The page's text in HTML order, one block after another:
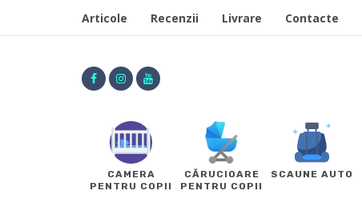
Articole Recenzii Livrare Contacte
CAMERA
PENTRU COPII
CĂRUCIOARE
PENTRU COPII
SCAUNE AUTO